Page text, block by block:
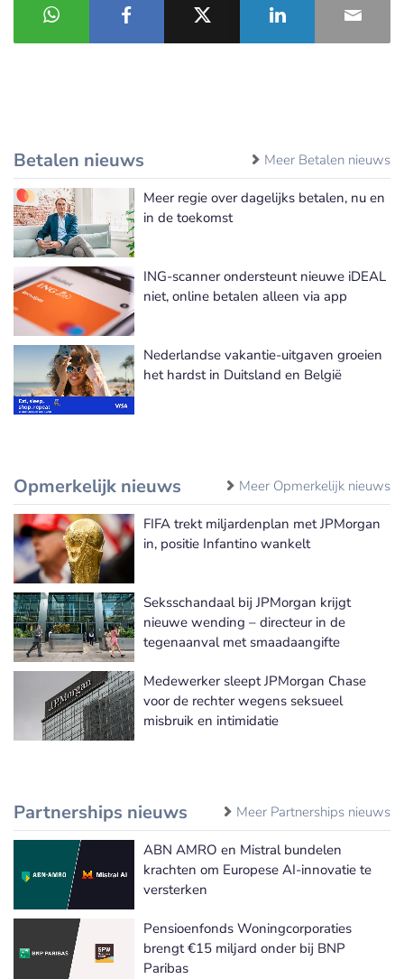
Betalen nieuws Meer Betalen nieuws
Meer regie over dagelijks betalen, nu en
in de toekomst
ING-scanner ondersteunt nieuwe iDEAL
niet, online betalen alleen via app
Nederlandse vakantie-uitgaven groeien
het hardst in Duitsland en België
Opmerkelijk nieuws Meer Opmerkelijk nieuws
FIFA trekt miljardenplan met JPMorgan
in, positie Infantino wankelt
Seksschandaal bij JPMorgan krijgt
nieuwe wending – directeur in de
tegenaanval met smaadaangifte
Medewerker sleept JPMorgan Chase
voor de rechter wegens seksueel
misbruik en intimidatie
Partnerships nieuws Meer Partnerships nieuws
ABN AMRO en Mistral bundelen
krachten om Europese AI-innovatie te
versterken
Pensioenfonds Woningcorporaties
brengt €15 miljard onder bij BNP
Paribas